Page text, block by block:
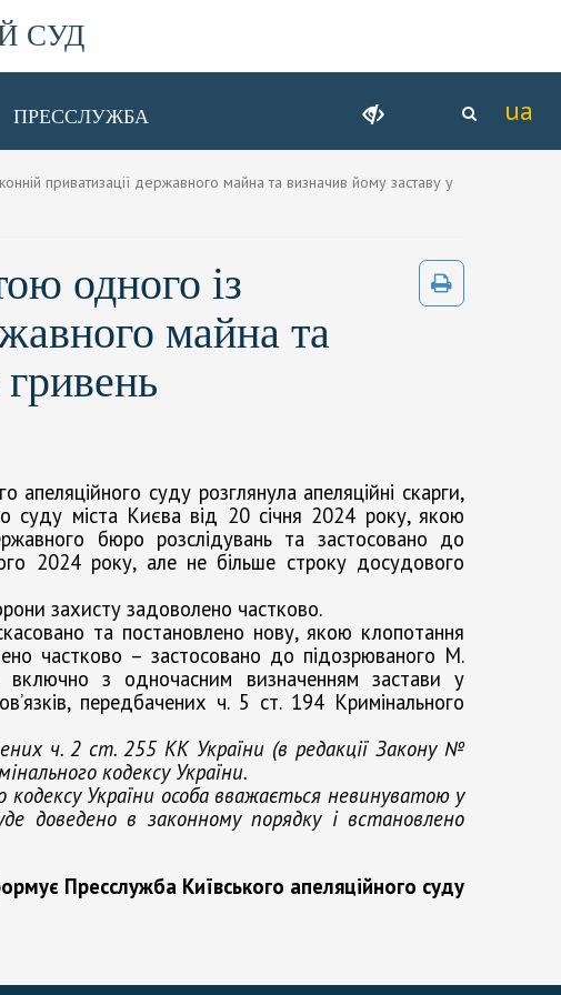
СУД
ПРЕССЛУЖБА
приватизації державного майна та визначив йому заставу у
одного із
майна та
суду розглянула апеляційні скарги,
суду міста Києва від 20 січня 2024 року, якою
бюро розслідувань та застосовано до
2024 року, але не більше строку досудового
захисту задоволено частково.
та постановлено нову, якою клопотання
частково – застосовано до підозрюваного М.
з одночасним визначенням застави у
передбачених ч. 5 ст. 194 Кримінального
ч. 2 ст. 255 КК України (в редакції Закону №
кодексу України.
України особа вважається невинуватою у
доведено в законному порядку і встановлено
Пресслужба Київського апеляційного суду